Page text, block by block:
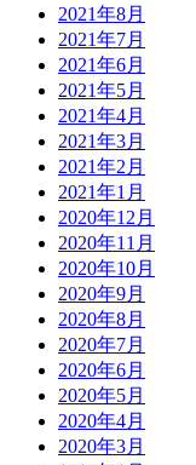
2021年8月
2021年7月
2021年6月
2021年5月
2021年4月
2021年3月
2021年2月
2021年1月
2020年12月
2020年11月
2020年10月
2020年9月
2020年8月
2020年7月
2020年6月
2020年5月
2020年4月
2020年3月